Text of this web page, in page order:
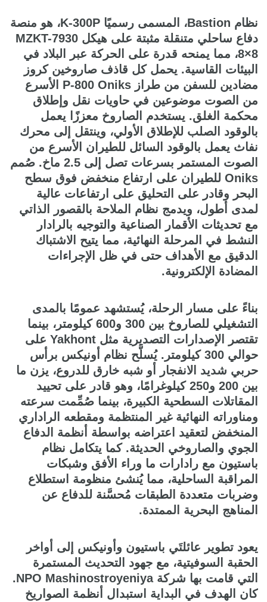
نظام Bastion، المسمى رسميًا K-300P، هو منصة
دفاع ساحلي متنقلة مثبتة على هيكل MZKT-7930
8×8، مما يمنحه قدرة على الحركة عبر البلاد في
البيئات القاسية. يحمل كل قاذف صاروخين كروز
مضادين للسفن من طراز P-800 Oniks الأسرع
من الصوت موضوعين في حاويات نقل وإطلاق
محكمة الغلق. يستخدم الصاروخ معززًا يعمل
بالوقود الصلب للإطلاق الأولي، وينتقل إلى محرك
نفاث يعمل بالوقود السائل للطيران الأسرع من
الصوت المستمر بسرعات تصل إلى 2.5 ماخ. صُمم
Oniks للطيران على ارتفاع منخفض فوق سطح
البحر وقادر على التحليق على ارتفاعات عالية
لمدى أطول، ويدمج نظام الملاحة بالقصور الذاتي
مع تحديثات الأقمار الصناعية والتوجيه بالرادار
النشط في المرحلة النهائية، مما يتيح الاشتباك
الدقيق مع الأهداف حتى في ظل الإجراءات
المضادة الإلكترونية.
بناءً على مسار الرحلة، يُستشهد عمومًا بالمدى
التشغيلي للصاروخ بين 300 و600 كيلومتر، بينما
تقتصر الإصدارات التصديرية مثل Yakhont على
حوالي 300 كيلومتر. يُسلَّح نظام أونيكس برأس
حربي شديد الانفجار أو شبه خارق للدروع، يزن ما
بين 200 و250 كيلوغرامًا، وهو قادر على تحييد
المقاتلات السطحية الكبيرة، بينما صُمِّمت سرعته
ومناوراته النهائية غير المنتظمة ومقطعه الراداري
المنخفض لتعقيد اعتراضه بواسطة أنظمة الدفاع
الجوي والصاروخي الحديثة. كما يتكامل نظام
باستيون مع رادارات ما وراء الأفق وشبكات
المراقبة الساحلية، مما يُنشئ منظومة استطلاع
وضربات متعددة الطبقات مُحسَّنة للدفاع عن
المناهج البحرية الممتدة.
يعود تطوير عائلتَي باستيون وأونيكس إلى أواخر
الحقبة السوفيتية، مع جهود التحديث المستمرة
التي قامت بها شركة NPO Mashinostroyeniya.
كان الهدف في البداية استبدال أنظمة الصواريخ